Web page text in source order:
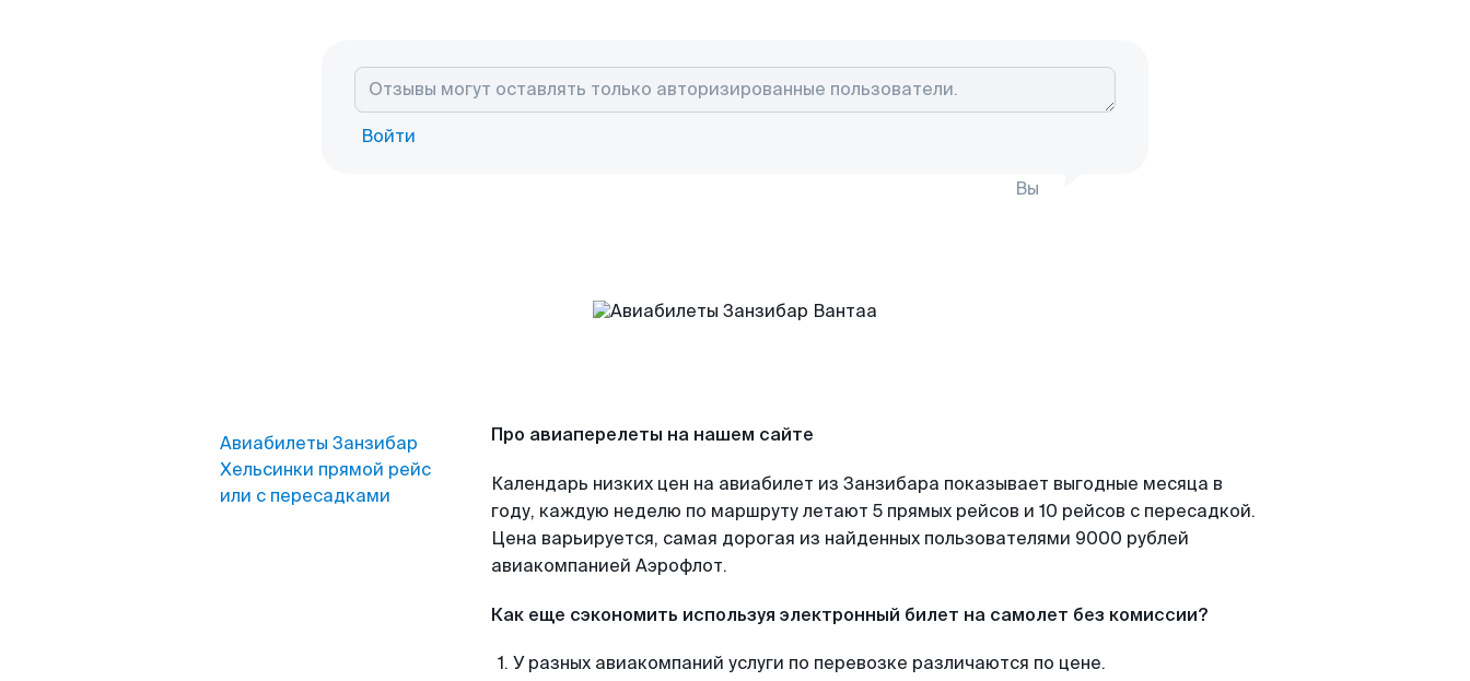
Войти
Вы
Авиабилеты Занзибар
Хельсинки прямой рейс
или с пересадками
Про авиаперелеты на нашем сайте
Календарь низких цен на авиабилет из Занзибара показывает выгодные месяца в
году, каждую неделю по маршруту летают 5 прямых рейсов и 10 рейсов с пересадкой.
Цена варьируется, самая дорогая из найденных пользователями 9000 рублей
авиакомпанией Аэрофлот.
Как еще сэкономить используя электронный билет на самолет без комиссии?
У разных авиакомпаний услуги по перевозке различаются по цене.